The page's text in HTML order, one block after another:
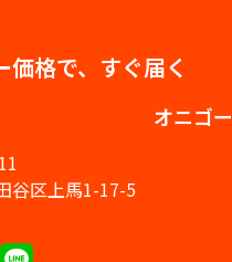
価格で、すぐ届く
オニゴー
谷区上馬1-17-5